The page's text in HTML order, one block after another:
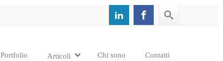
Portfolio Articoli Chi sono Contatti